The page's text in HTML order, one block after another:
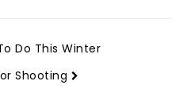
Do This Winter
Shooting